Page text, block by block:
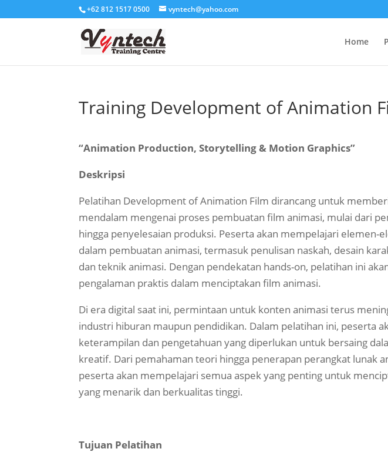
+62 812 1517 0500 vyntech@yahoo.com
Home
Training Development of Animation
“Animation Production, Storytelling & Motion Graphics”
Deskripsi
Pelatihan Development of Animation Film dirancang untuk
mendalam mengenai proses pembuatan film animasi, mulai dari
hingga penyelesaian produksi. Peserta akan mempelajari elemen-
dalam pembuatan animasi, termasuk penulisan naskah, desain
dan teknik animasi. Dengan pendekatan hands-on, pelatihan ini
pengalaman praktis dalam menciptakan film animasi.
Di era digital saat ini, permintaan untuk konten animasi terus
industri hiburan maupun pendidikan. Dalam pelatihan ini, peserta
keterampilan dan pengetahuan yang diperlukan untuk bersaing
kreatif. Dari pemahaman teori hingga penerapan perangkat lunak
peserta akan mempelajari semua aspek yang penting untuk
yang menarik dan berkualitas tinggi.
Tujuan Pelatihan